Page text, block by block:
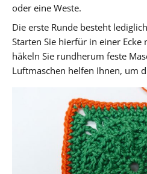
oder eine Weste.
Die erste Runde besteht
Starten Sie hierfür in einer
häkeln Sie rundherum feste
Luftmaschen helfen Ihnen, um